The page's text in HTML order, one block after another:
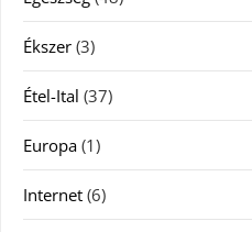
Ékszer (3)
Étel-Ital (37)
Europa (1)
Internet (6)